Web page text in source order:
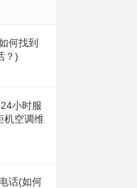
何找到
？)
小时服
机空调维
话(如何